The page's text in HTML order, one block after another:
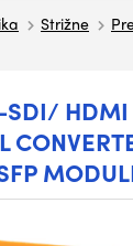
Strižne
SDI/